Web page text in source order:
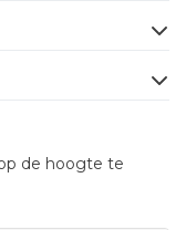
de hoogte te